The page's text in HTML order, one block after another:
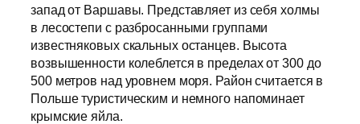
запад от Варшавы. Представляет из себя холмы
в лесостепи с разбросанными группами
известняковых скальных останцев. Высота
возвышенности колеблется в пределах от 300 до
500 метров над уровнем моря. Район считается в
Польше туристическим и немного напоминает
крымские яйла.